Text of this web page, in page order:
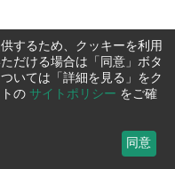
するため、クッキーを利用
だける場合は「同意」ボタ
いては「詳細を見る」をク
の サイトポリシー をご確
同意